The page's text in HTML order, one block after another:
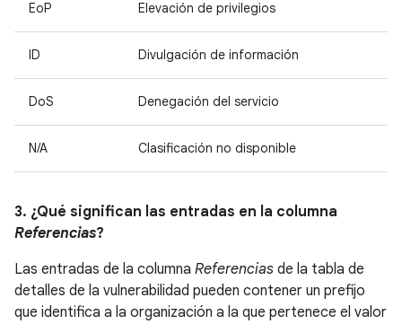
EoP Elevación de privilegios
ID Divulgación de información
DoS Denegación del servicio
N/A Clasificación no disponible
3. ¿Qué significan las entradas en la columna
Referencias?
Las entradas de la columna Referencias de la tabla de
detalles de la vulnerabilidad pueden contener un prefijo
que identifica a la organización a la que pertenece el valor